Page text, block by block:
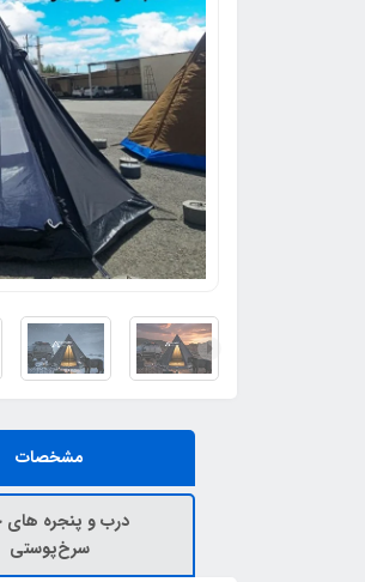
مشخصات
درب و پنجره های
سرخ‌پوستی